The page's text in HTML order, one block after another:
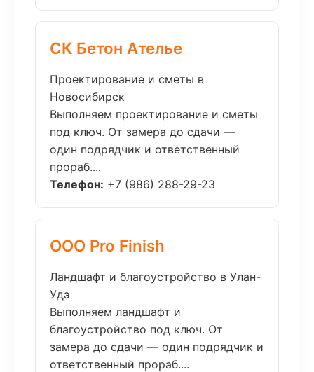
СК Бетон Ателье
Проектирование и сметы в
Новосибирск
Выполняем проектирование и сметы
под ключ. От замера до сдачи —
один подрядчик и ответственный
прораб....
Телефон: +7 (986) 288-29-23
ООО Pro Finish
Ландшафт и благоустройство в Улан-
Удэ
Выполняем ландшафт и
благоустройство под ключ. От
замера до сдачи — один подрядчик и
ответственный прораб....